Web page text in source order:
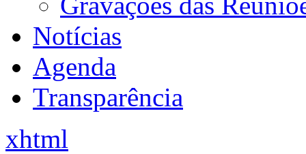
Notícias
Agenda
Transparência
xhtml